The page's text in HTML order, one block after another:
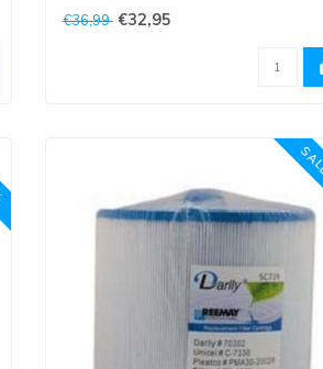
Bovenkant en onderkant 5 cm opening
€36,99 €32,95